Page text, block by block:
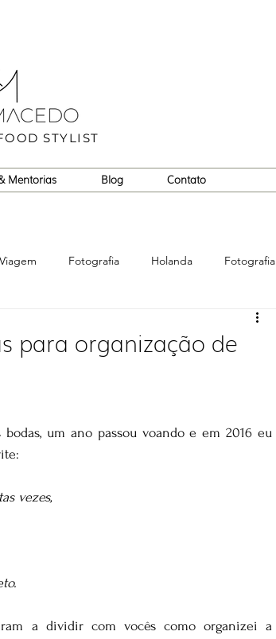
STYLIST
Mentorias Blog Contato
Viagem Fotografia Holanda Fotografia
para organização de
um ano passou voando e em 2016 eu
vezes,
a dividir com vocês como organizei a